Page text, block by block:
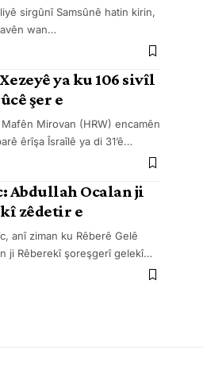
sirgûnî Samsûnê hatin kirin,
wan…
ya ku 106 sivîl
şer e
Mirovan (HRW) encamên
êrîşa Îsraîlê ya di 31’ê…
Abdullah Ocalan ji
zêdetir e
anî ziman ku Rêberê Gelê
ji Rêberekî şoreşgerî gelekî…